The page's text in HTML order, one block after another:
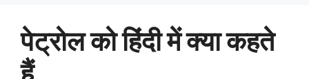
पेट्रोल को हिंदी में क्या कहते
हैं